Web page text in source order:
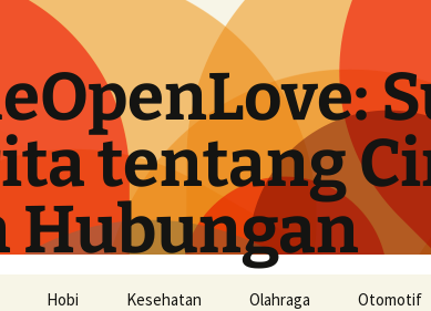
tentang
Hubungan
Hobi Kesehatan Olahraga Otomotif